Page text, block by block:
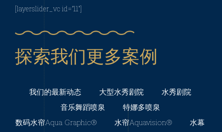
[layerslider_vc id=”11″]
探索我们更多案例
我们的最新动态 大型水秀剧院
水秀剧院
音乐舞蹈喷泉
特娜多喷泉
数码水帘Aqua Graphic®️
水帘Aquavision®️
水幕
各样的水特效, 金字塔、花篮、拱喷、直喷、摇摆喷头
以及熔岩和雾效果…… 该表演在3个120米长的浮动平
台上进行。 幻彩生辉是我们的第一个使用我们的500
瓦RGBW Aquapro LED水下灯的项目，该水下灯提供
完美的白色和更丰富的色彩选择。 幻彩生辉是我们的
的项目，该水下灯提供完美的白色和更丰富的色彩选
择。 快来探索：幻彩生辉“的魔力，这是一个活动区在
水上显现的免费户外公共灯光秀。 随着故事在你眼前
展开，你将沉浸在激光、水柱和水幕上的巨型投影组
集超过5,000名观众。 我们公司的总部和这个村庄拥
有深厚联系，并一直与居民和当地协会保持着良好关
量。 多年来，法国国际水秀始终坚持水秀内容的创
新：2013年向Albert Schweitzer和非洲致敬：这段历
迪士尼工作室的授权后，我们打造与著名的迪斯尼幻
想曲电影相结合的水秀。 多年来，法国国际水秀始终
坚持水秀内容的创新：2013年向Albert Schweitzer和
非洲致敬：这段历程记录了这位杰出的阿尔萨斯人的